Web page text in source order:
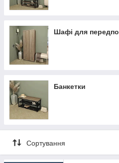
Шафі для
Банкетки
Сортування